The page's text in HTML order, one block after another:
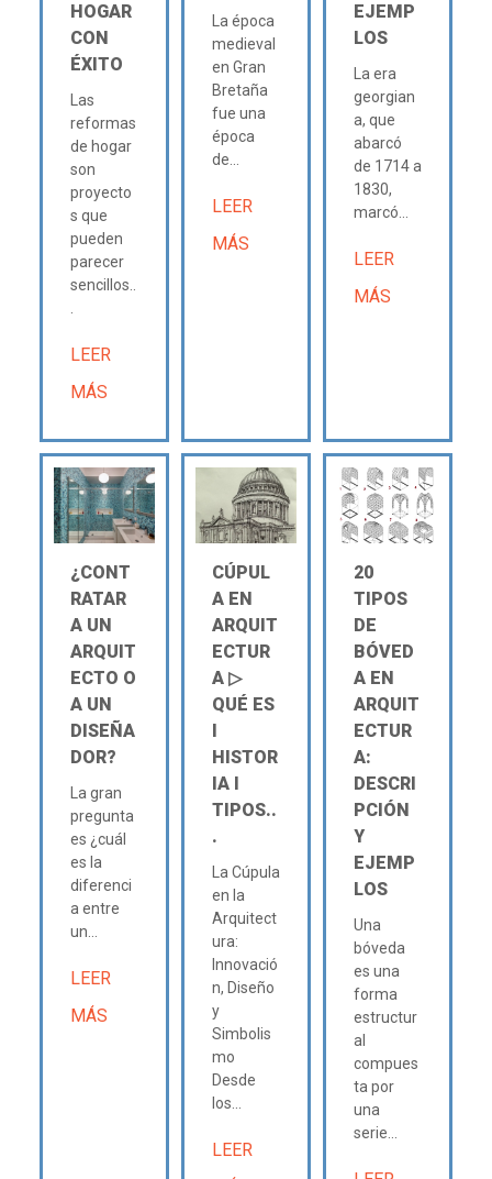
HOGAR
CON
ÉXITO
Las
reformas
de hogar
son
proyecto
s que
pueden
parecer
sencillos..
.
LEER
MÁS
La época
medieval
en Gran
Bretaña
fue una
época
de...
LEER
MÁS
EJEMP
LOS
La era
georgian
a, que
abarcó
de 1714 a
1830,
marcó...
LEER
MÁS
¿CONT
RATAR
A UN
ARQUIT
ECTO O
A UN
DISEÑA
DOR?
La gran
pregunta
es ¿cuál
es la
diferenci
a entre
un...
LEER
MÁS
CÚPUL
A EN
ARQUIT
ECTUR
A ▷
QUÉ ES
HISTOR
IA Ι
TIPOS..
.
La Cúpula
en la
Arquitect
ura:
Innovació
n, Diseño
y
Simbolis
mo
Desde
los...
LEER
20
TIPOS
DE
BÓVED
A EN
ARQUIT
ECTUR
A:
DESCRI
PCIÓN
Y
EJEMP
LOS
Una
bóveda
es una
forma
estructur
al
compues
ta por
una
serie...